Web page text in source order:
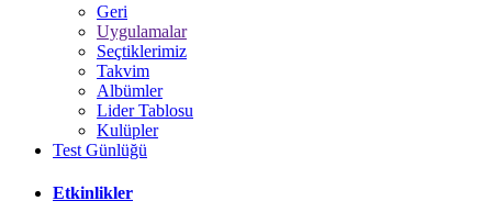
Geri
Uygulamalar
Seçtiklerimiz
Takvim
Albümler
Lider Tablosu
Kulüpler
Test Günlüğü
Etkinlikler